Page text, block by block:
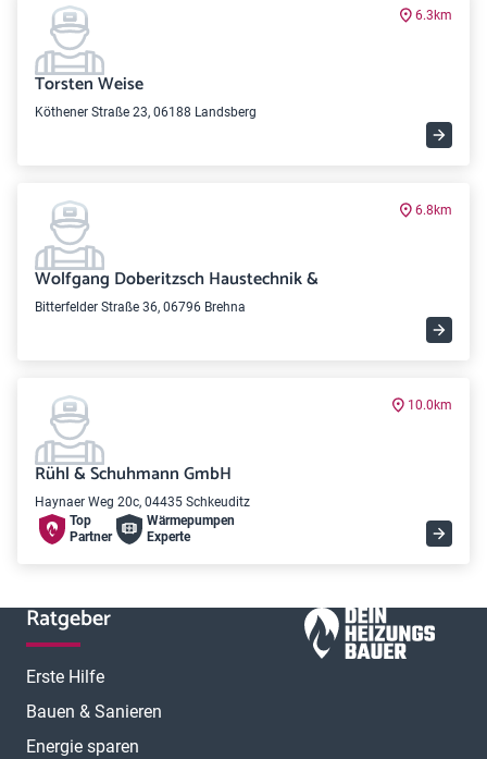
6.3km
Torsten Weise
Köthener Straße 23, 06188 Landsberg
6.8km
Wolfgang Doberitzsch Haustechnik &
Bitterfelder Straße 36, 06796 Brehna
10.0km
Rühl & Schuhmann GmbH
Haynaer Weg 20c, 04435 Schkeuditz
Top
Partner
Wärme­pumpen
Experte
Ratgeber
Erste Hilfe
Bauen & Sanieren
Energie sparen